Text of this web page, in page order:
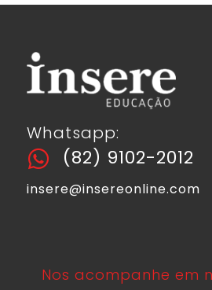
Whatsapp:
(82) 9102-2012
insere@insereonline.com
Nos acompanhe em